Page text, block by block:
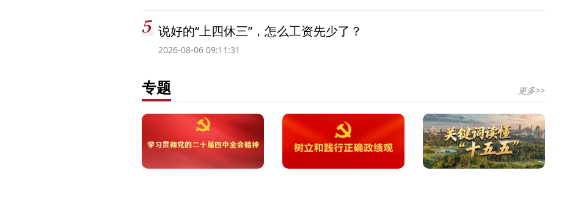
说好的“上四休三”，怎么工资先少了？
2026-08-06 09:11:31
专题 更多>>